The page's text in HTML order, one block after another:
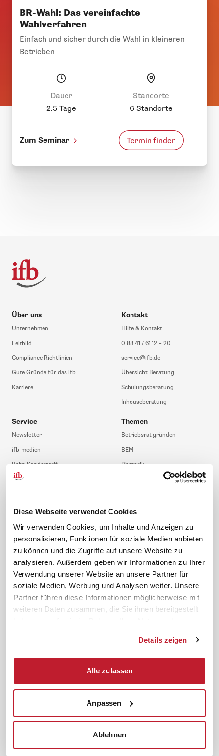
Diese Webseite verwendet Cookies
Wir verwenden Cookies, um Inhalte und Anzeigen zu
personalisieren, Funktionen für soziale Medien anbieten
zu können und die Zugriffe auf unsere Website zu
analysieren. Außerdem geben wir Informationen zu Ihrer
Verwendung unserer Website an unsere Partner für
soziale Medien, Werbung und Analysen weiter. Unsere
Partner führen diese Informationen möglicherweise mit
weiteren Daten zusammen, die Sie ihnen bereitgestellt
haben oder die sie im Rahmen Ihrer Nutzung der
Details zeigen
Alle zulassen
Anpassen
Ablehnen
BR-Wahl: Das vereinfachte
Wahlverfahren
Einfach und sicher durch die Wahl in kleineren
Betrieben
Dauer
2.5 Tage
Standorte
6 Standorte
Zum Seminar Termin finden
Über uns
Unternehmen
Leitbild
Compliance Richtlinien
Gute Gründe für das ifb
Karriere
Kontakt
Hilfe & Kontakt
0 88 41 / 61 12 – 20
service@ifb.de
Übersicht Beratung
Schulungsberatung
Inhouseberatung
Service
Newsletter
ifb-medien
Bahn Sondertarif
meinifb
FAQ
ifb-App Betriebsrat360
Themen
Betriebsrat gründen
BEM
Rhetorik
JAV-Wahl
News. Wissen. Themen.
Lexikon
Rechtsprechung
Gesetze
Folgen Sie uns
Sicherheit durch geprüfte
Qualität!
Institut zur Fortbildung von
Betriebsräten GmbH & Co. KG
© 2026
Cookiebot Impressum
AGB